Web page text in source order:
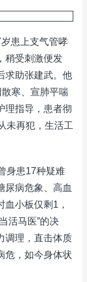
患上支气管哮
稍受刺激便发
求助张建武。他
散寒、宣肺平喘
理指导，患者彻
未再犯，生活工
患17种疑难
尿病危象、高血
小板仅剩1，
活马医”的决
调理，直击体质
危，如今身体状